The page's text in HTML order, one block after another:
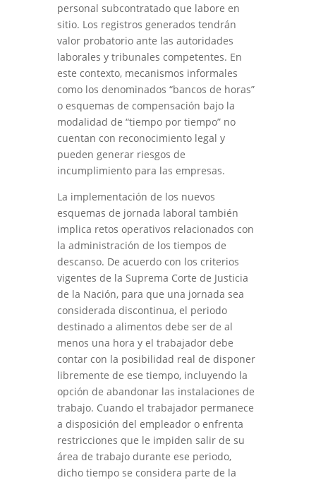
personal subcontratado que labore en
sitio. Los registros generados tendrán
valor probatorio ante las autoridades
laborales y tribunales competentes. En
este contexto, mecanismos informales
como los denominados “bancos de horas”
o esquemas de compensación bajo la
modalidad de “tiempo por tiempo” no
cuentan con reconocimiento legal y
pueden generar riesgos de
incumplimiento para las empresas.
La implementación de los nuevos
esquemas de jornada laboral también
implica retos operativos relacionados con
la administración de los tiempos de
descanso. De acuerdo con los criterios
vigentes de la Suprema Corte de Justicia
de la Nación, para que una jornada sea
considerada discontinua, el periodo
destinado a alimentos debe ser de al
menos una hora y el trabajador debe
contar con la posibilidad real de disponer
libremente de ese tiempo, incluyendo la
opción de abandonar las instalaciones de
trabajo. Cuando el trabajador permanece
a disposición del empleador o enfrenta
restricciones que le impiden salir de su
área de trabajo durante ese periodo,
dicho tiempo se considera parte de la